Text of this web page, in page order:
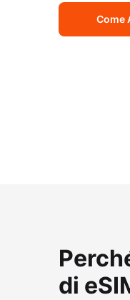
Come
di